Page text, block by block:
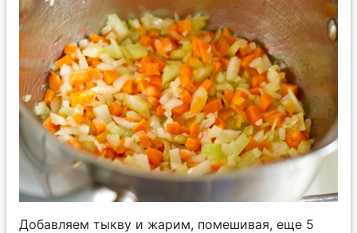
Добавляем тыкву и жарим, помешивая, еще 5